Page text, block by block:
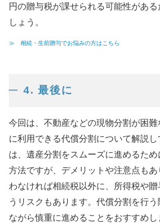
円の贈与税が課せられる可能性があ
しょう。
≫ 相続・生前贈与でお悩みの方はこちら
4. 最後に
今回は、不動産などの現物分割が困
に利用できる代償分割について解説
は、遺産分割をスムーズに進めるた
方法ですが、デメリットや注意点も
わなければ相続税以外に、所得税や
うリスクもあります。代償分割を行
ながら慎重に進めることをおすすめし